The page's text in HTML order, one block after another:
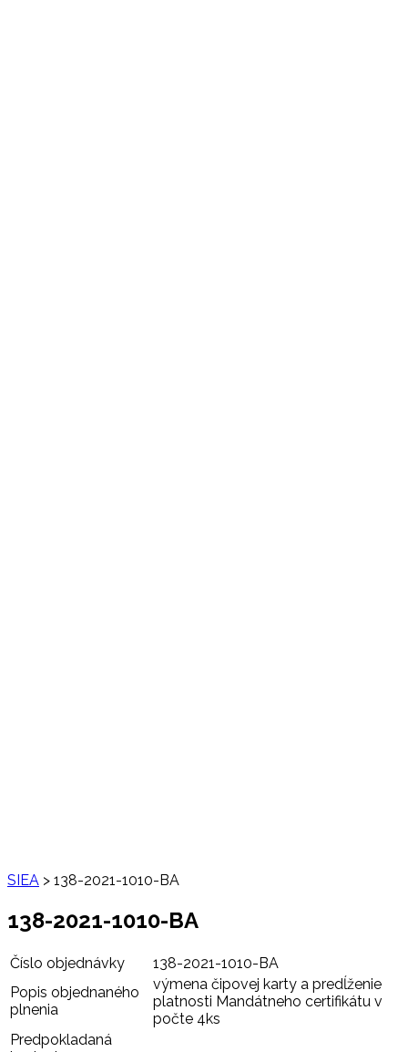
SIEA > 138-2021-1010-BA
138-2021-1010-BA
Číslo objednávky
138-2021-1010-BA
Popis objednaného
plnenia
výmena čipovej karty a predĺženie
platnosti Mandátneho certifikátu v
počte 4ks
Predpokladaná